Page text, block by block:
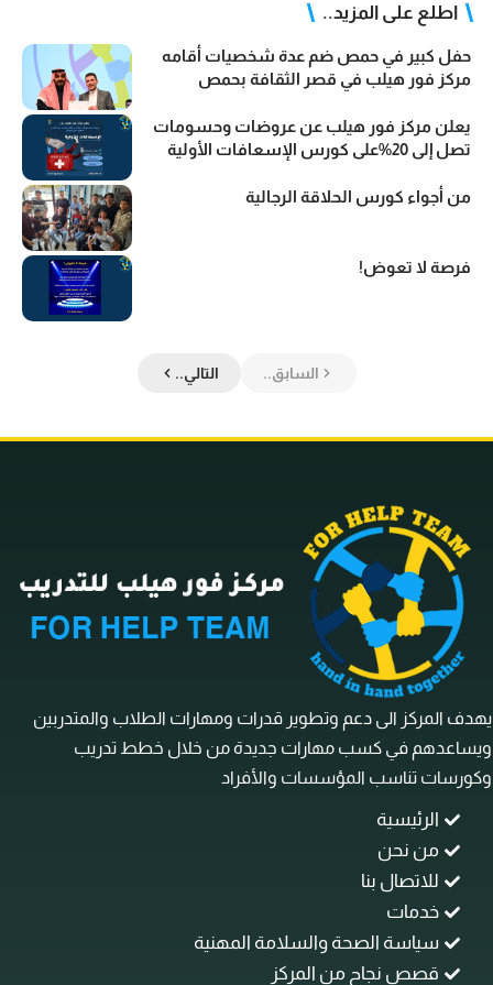
اطلع على المزيد..
حفل كبير في حمص ضم عدة شخصيات أقامه
مركز فور هيلب في قصر الثقافة بحمص
يعلن مركز فور هيلب عن عروضات وحسومات
تصل إلى 20%على كورس الإسعافات الأولية
من أجواء كورس الحلاقة الرجالية
فرصة لا تعوض!
السابق.. التالي..
المركز الى دعم وتطوير قدرات ومهارات الطلاب والمتدربين
في كسب مهارات جديدة من خلال خطط تدريب
تناسب المؤسسات والأفراد
الرئيسية
من نحن
للاتصال بنا
خدمات
سياسة الصحة والسلامة المهنية
قصص نجاح من المركز